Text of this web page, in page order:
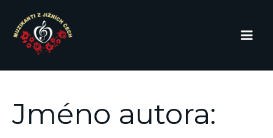
obsah
Jméno autora: